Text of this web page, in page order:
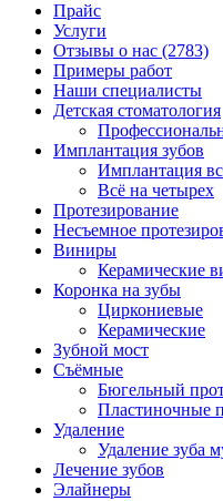
Прайс
Услуги
Отзывы о нас (2783)
Примеры работ
Наши специалисты
Детская стоматология
Имплантация зубов
Имплантация
Всё на четырех
Протезирование
Несъемное
Виниры
Керамические
Коронка на зубы
Циркониевые
Керамические
Зубной мост
Съёмные
Бюгельный
Пластиночные
Удаление
Удаление зуба
Лечение зубов
Элайнеры